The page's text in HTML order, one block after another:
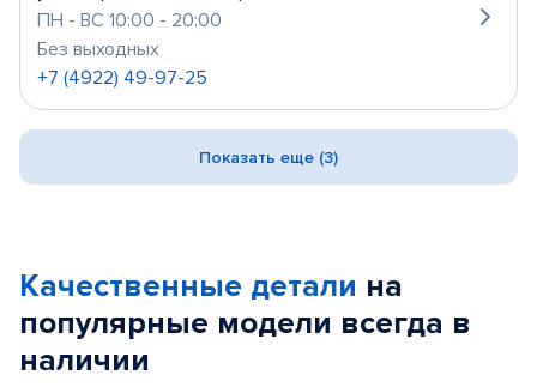
ПН - ВС 10:00 - 20:00
Без выходных
+7 (4922) 49-97-25
Показать еще (3)
Качественные детали на
популярные модели всегда в
наличии